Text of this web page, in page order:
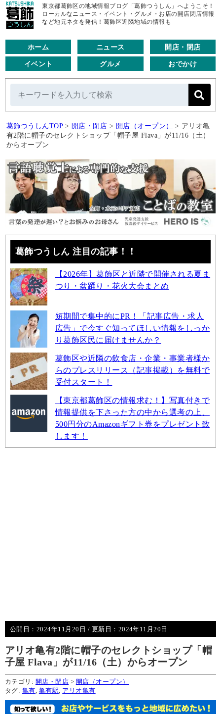
東京都葛飾区の地域情報ブログ「葛飾つうしん」へようこそ！
ローカルなニュース・イベント・グルメ・お店の開店閉店情報
など地元ネタを発信！葛飾区近隣地域の情報も
ホーム ニュース 開店・閉店
イベント グルメ おでかけ
葛飾つうしんTOP > 開店・閉店 > 開店（オープン） > アリオ亀
有2階に帽子のセレクトショップ「帽子屋 Flava」が11/16（土）
からオープン
葛飾つうしん 注目の記事！！
【2026年】葛飾区と近隣で開催される夏ま
つり・盆踊り・花火大会まとめ
短期間で集中的にPR！「記事広告・求人
広告」で今すぐ知ってほしい情報をしっか
り葛飾区民に届けませんか？
葛飾区や近隣の飲食店・企業・事業者様か
らのプレスリリース（記事掲載）を無料で
受付スタート！
【東京都葛飾区の情報求む！】写真付きで
情報提供を下さった方の中から選考の上、
500円分のAmazonギフト券をプレゼント致
します！
公開日： 2024年11月20日 / 更新日： 2024年11月20日
アリオ亀有2階に帽子のセレクトショップ「帽
子屋 Flava」が11/16（土）からオープン
カテゴリ: 開店・閉店 > 開店（オープン）
タグ: 亀有 亀有駅 アリオ亀有